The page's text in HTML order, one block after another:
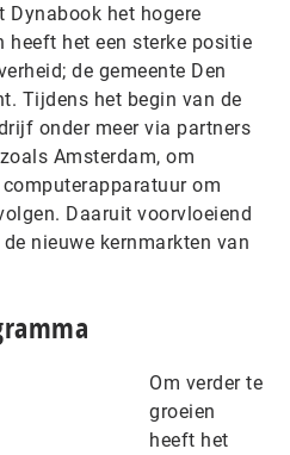
Dynabook het hogere
heeft het een sterke positie
de gemeente Den
Tijdens het begin van de
onder meer via partners
Amsterdam, om
om
Daaruit voorvloeiend
nieuwe kernmarkten van
Om verder te
groeien
heeft het